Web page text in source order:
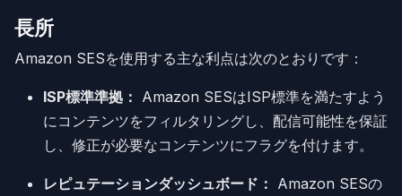
長所
Amazon SESを使用する主な利点は次のとおりです：
ISP標準準拠： Amazon SESはISP標準を満たすよう
にコンテンツをフィルタリングし、配信可能性を保証
し、修正が必要なコンテンツにフラグを付けます。
レピュテーションダッシュボード： Amazon SESの